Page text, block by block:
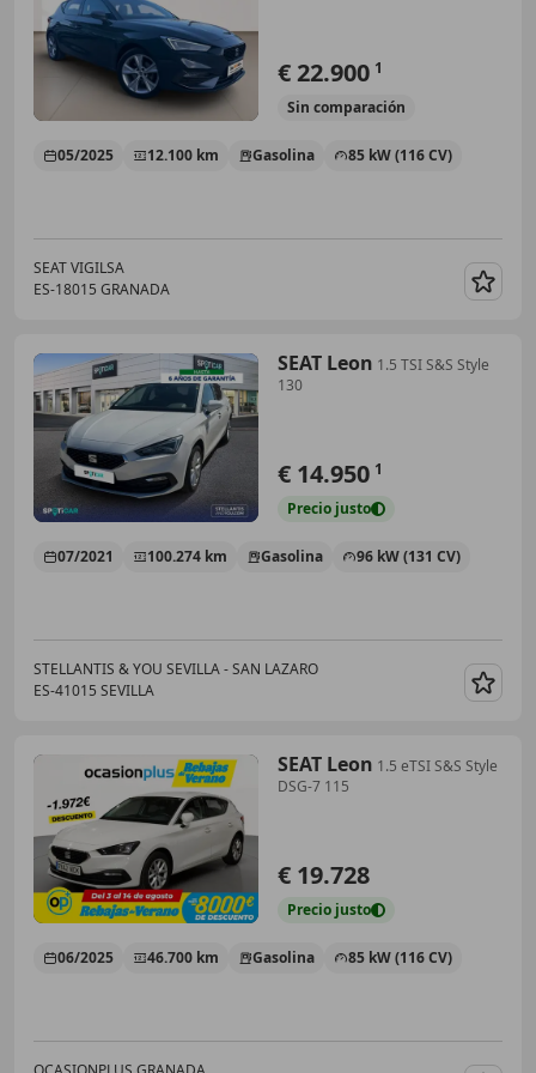
€ 22.900 1
Sin comparación
05/2025 12.100 km Gasolina 85 kW (116 CV)
SEAT VIGILSA
ES-18015 GRANADA
SEAT Leon 1.5 TSI S&S Style
130
€ 14.950 1
Precio justo
07/2021 100.274 km Gasolina 96 kW (131 CV)
STELLANTIS & YOU SEVILLA - SAN LAZARO
ES-41015 SEVILLA
SEAT Leon 1.5 eTSI S&S Style
DSG-7 115
€ 19.728
Precio justo
06/2025 46.700 km Gasolina 85 kW (116 CV)